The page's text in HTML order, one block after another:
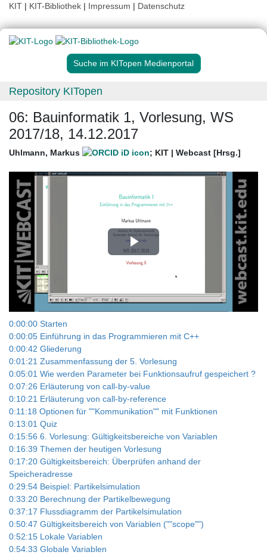
KIT | KIT-Bibliothek | Impressum | Datenschutz
Suche im KITopen Medienportal
Repository KITopen
06: Bauinformatik 1, Vorlesung, WS
2017/18, 14.12.2017
Uhlmann, Markus ; KIT | Webcast [Hrsg.]
Play
Video
0:00:00 Starten
0:00:05 Einführung in das Programmieren mit C++
0:00:42 Gliederung
0:01:21 Zusammenfassung der 5. Vorlesung
0:05:01 Wie werden Parameter bei Funktionsaufruf gespeichert ?
0:07:26 Erläuterung von call-by-value
0:10:21 Erläuterung von call-by-reference
0:11:18 Optionen für ""Kommunikation"" mit Funktionen
0:13:01 Quiz
0:15:56 6. Vorlesung: Gültigkeitsbereiche von Variablen
0:16:39 Themen der heutigen Vorlesung
0:17:20 Gültigkeitsbereich: Überprüfen anhand der
Speicheradresse
0:29:54 Beispiel: Partikelsimulation
0:33:20 Berechnung der Partikelbewegung
0:37:17 Flussdiagramm der Partikelsimulation
0:50:47 Gültigkeitsbereich von Variablen (""scope"")
0:52:15 Lokale Variablen
0:54:33 Globale Variablen